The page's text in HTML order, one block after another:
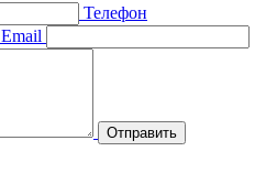
Телефон
Email
Отправить